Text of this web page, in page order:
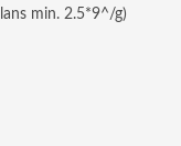
min. 2.5*9^/g)